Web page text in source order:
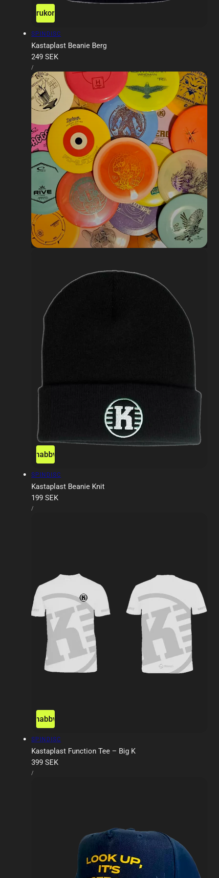
till i varukorgen
Försäljare:
SPINDISC
Kastaplast Beanie Berg
Ordinarie
pris
249 SEK
ENHETSPRIS
/
Snabbvy
Försäljare:
SPINDISC
Kastaplast Beanie Knit
Ordinarie
pris
199 SEK
ENHETSPRIS
/
Snabbvy
Försäljare:
SPINDISC
Kastaplast Function Tee – Big K
Ordinarie
pris
399 SEK
ENHETSPRIS
/